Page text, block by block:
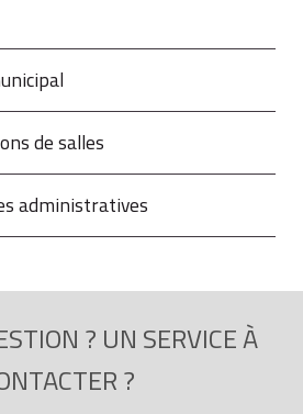
de salles
administratives
? UN SERVICE À
?